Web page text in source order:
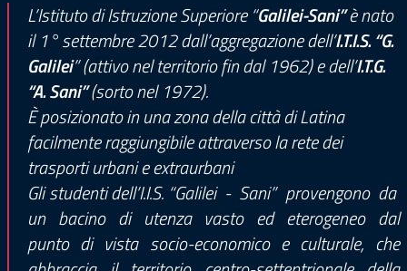
L’Istituto di Istruzione Superiore “Galilei-Sani”è nato
il 1° settembre 2012 dall’aggregazione dell’I.T.I.S. “G.
Galilei” (attivo nel territorio fin dal 1962) e dell’I.T.G.
“A. Sani”(sorto nel 1972).
È posizionato in una zona della città di Latina
facilmente raggiungibile attraverso la rete dei
trasporti urbani e extraurbani
Gli studenti dell’I.I.S. “Galilei - Sani” provengono da
un bacino di utenza vasto ed eterogeneo dal
punto di vista socio-economico e culturale, che